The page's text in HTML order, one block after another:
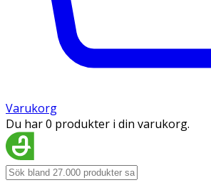
Varukorg
Du har 0 produkter i din varukorg.